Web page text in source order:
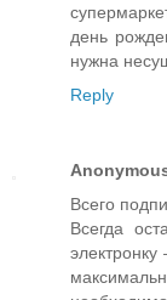
день
нужна
Reply
Всего
Всегда
электронку